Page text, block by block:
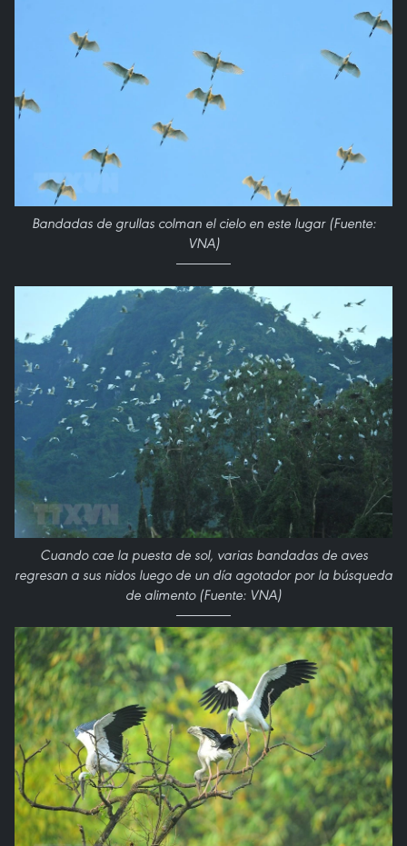
Bandadas de grullas colman el cielo en este lugar (Fuente:
VNA)
Cuando cae la puesta de sol, varias bandadas de aves
regresan a sus nidos luego de un día agotador por la búsqueda
de alimento (Fuente: VNA)